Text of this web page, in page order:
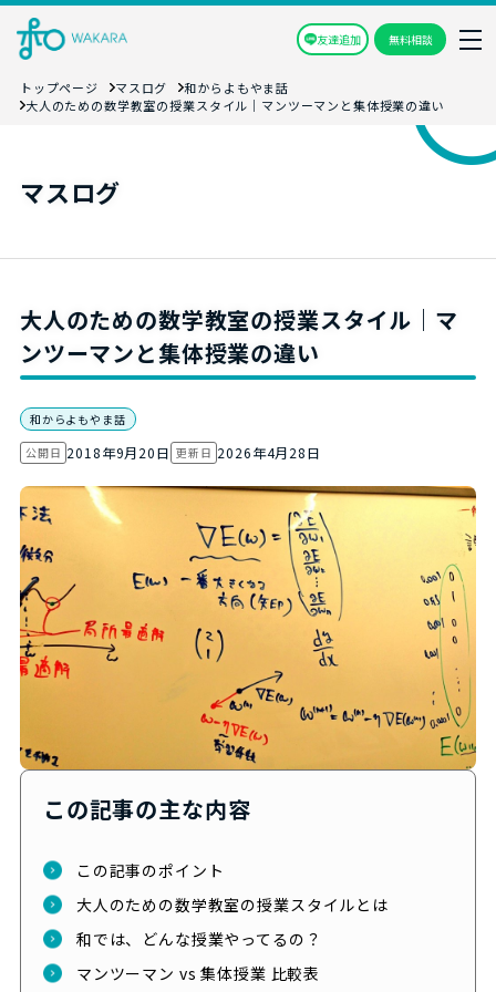
友達追加 無料相談
トップページ マスログ
和からよもやま話
大人のための数学教室の授業スタイル｜マンツーマンと集体授業の違い
マスログ
大人のための数学教室の授業スタイル｜マ
ンツーマンと集体授業の違い
和からよもやま話
公開日 2018年9月20日 更新日 2026年4月28日
この記事の主な内容
この記事のポイント
大人のための数学教室の授業スタイルとは
和では、どんな授業やってるの？
マンツーマン vs 集体授業 比較表